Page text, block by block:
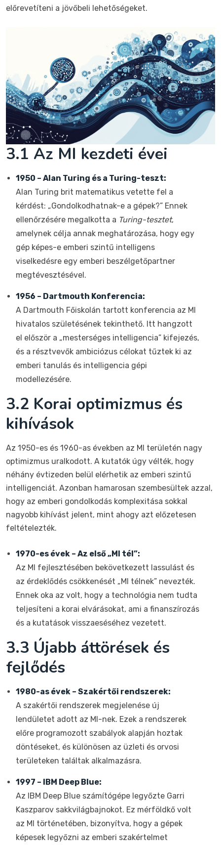
előrevetíteni a jövőbeli lehetőségeket.
3.1 Az MI kezdeti évei
1950 – Alan Turing és a Turing-teszt:
Alan Turing brit matematikus vetette fel a
kérdést: „Gondolkodhatnak-e a gépek?” Ennek
ellenőrzésére megalkotta a Turing-tesztet,
amelynek célja annak meghatározása, hogy egy
gép képes-e emberi szintű intelligens
viselkedésre egy emberi beszélgetőpartner
megtévesztésével.
1956 – Dartmouth Konferencia:
A Dartmouth Főiskolán tartott konferencia az MI
hivatalos születésének tekinthető. Itt hangzott
el először a „mesterséges intelligencia” kifejezés,
és a résztvevők ambiciózus célokat tűztek ki az
emberi tanulás és intelligencia gépi
modellezésére.
3.2 Korai optimizmus és
kihívások
Az 1950-es és 1960-as években az MI területén nagy
optimizmus uralkodott. A kutatók úgy vélték, hogy
néhány évtizeden belül elérhetik az emberi szintű
intelligenciát. Azonban hamarosan szembesültek azzal,
hogy az emberi gondolkodás komplexitása sokkal
nagyobb kihívást jelent, mint ahogy azt előzetesen
feltételezték.
1970-es évek – Az első „MI tél”:
Az MI fejlesztésében bekövetkezett lassulást és
az érdeklődés csökkenését „MI télnek” nevezték.
Ennek oka az volt, hogy a technológia nem tudta
teljesíteni a korai elvárásokat, ami a finanszírozás
és a kutatások visszaeséséhez vezetett.
3.3 Újabb áttörések és
fejlődés
1980-as évek – Szakértői rendszerek:
A szakértői rendszerek megjelenése új
lendületet adott az MI-nek. Ezek a rendszerek
előre programozott szabályok alapján hoztak
döntéseket, és különösen az üzleti és orvosi
területeken találtak alkalmazásra.
1997 – IBM Deep Blue:
Az IBM Deep Blue számítógépe legyőzte Garri
Kaszparov sakkvilágbajnokot. Ez mérföldkő volt
az MI történetében, bizonyítva, hogy a gépek
képesek legyőzni az emberi szakértelmet